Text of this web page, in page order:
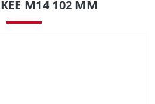
М14 102 ММ